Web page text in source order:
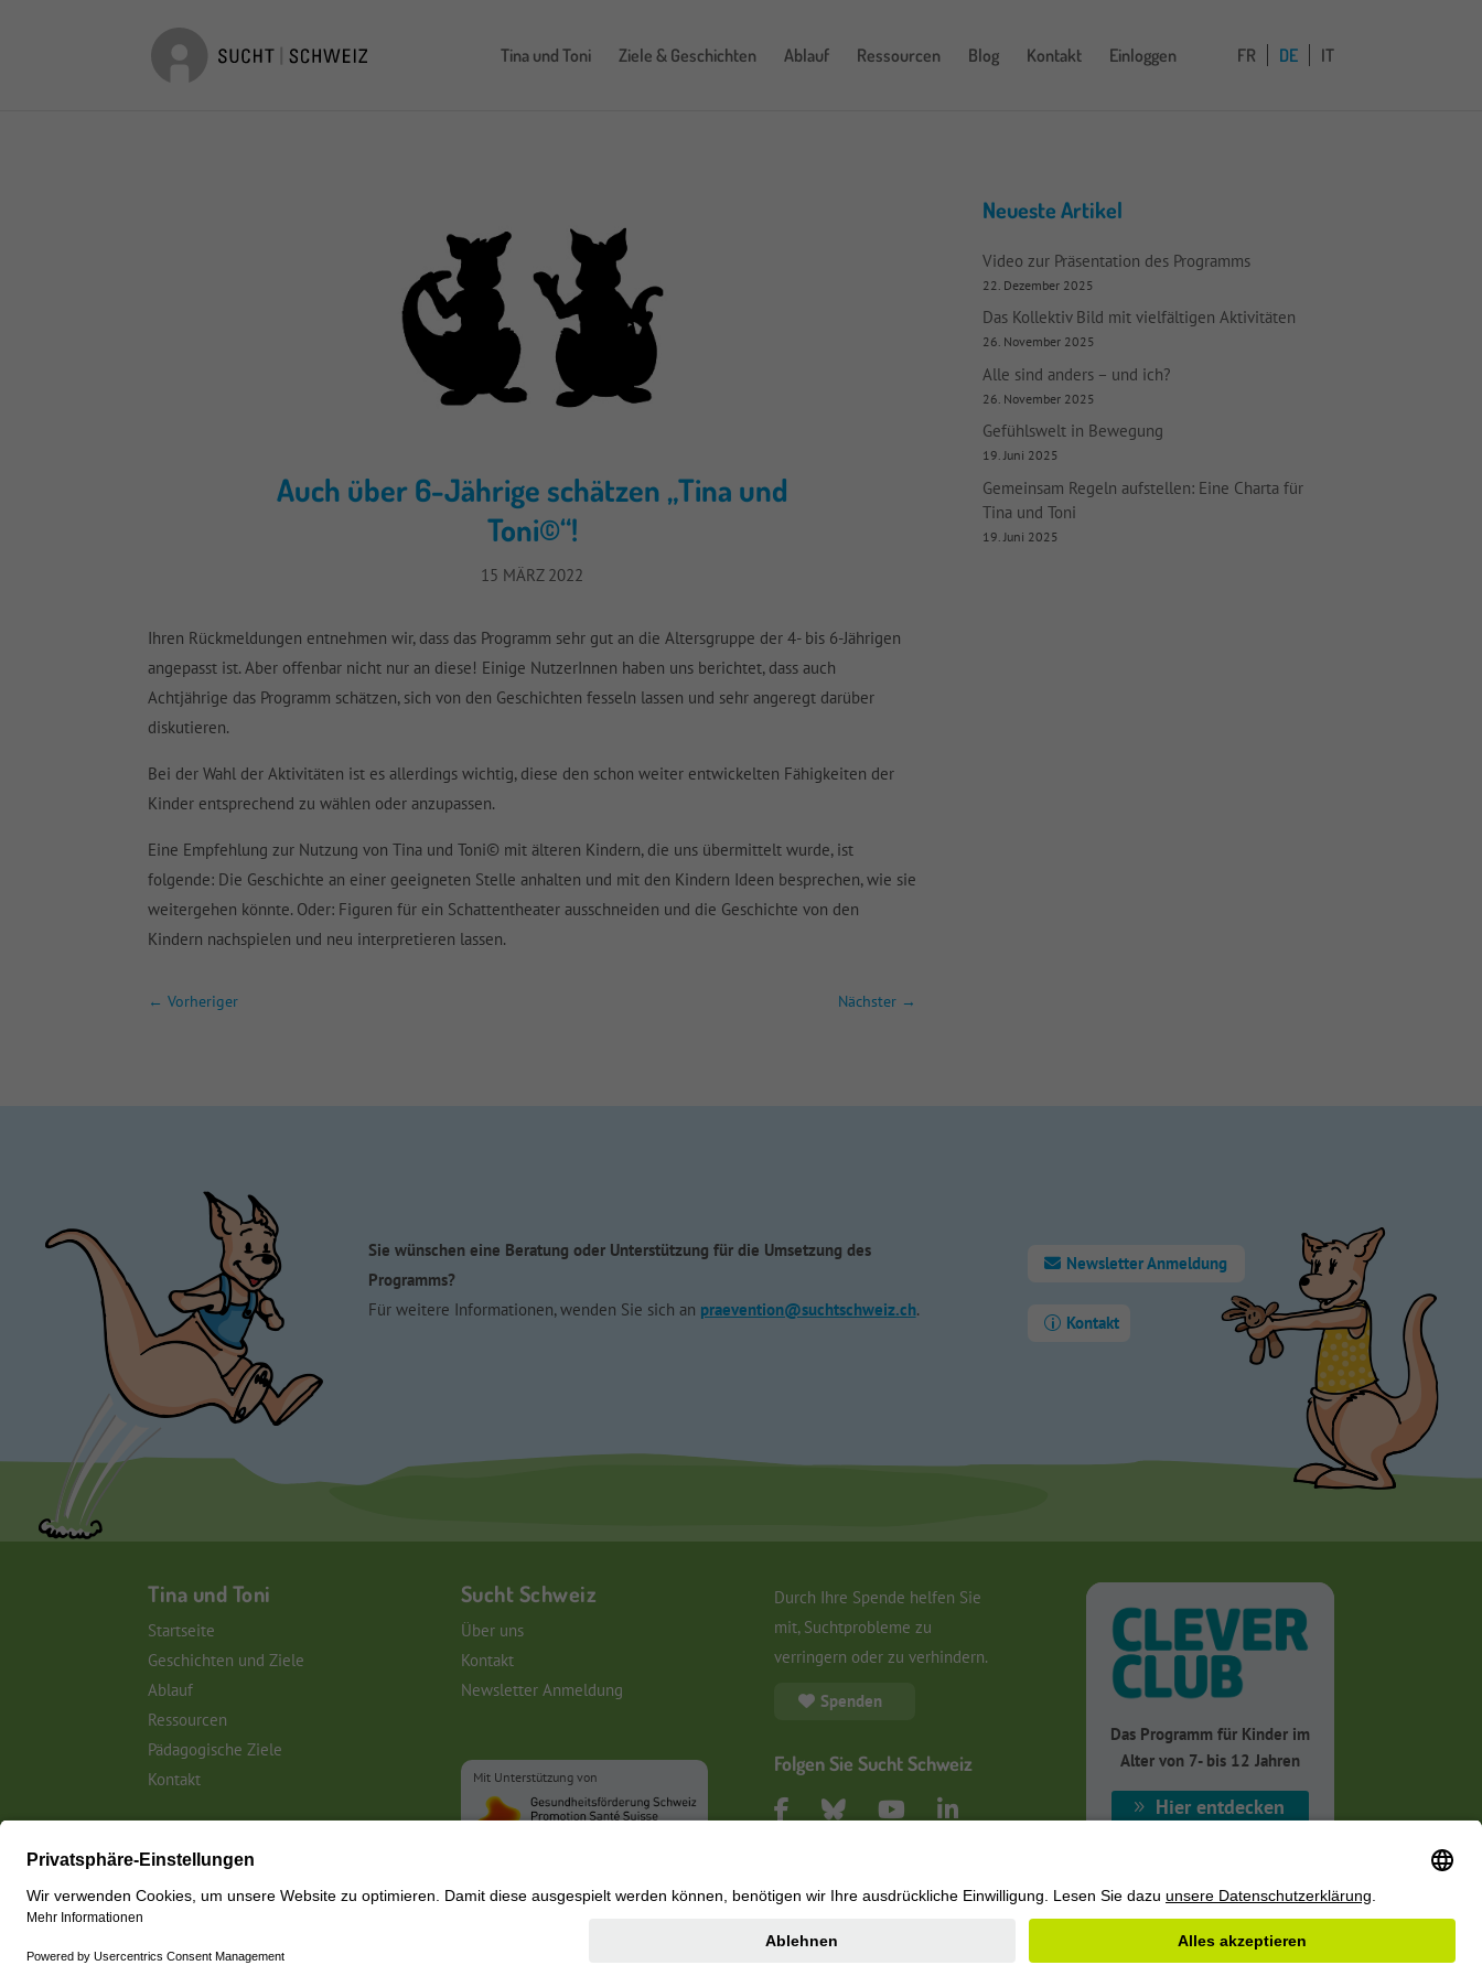
Tina und Toni Ziele & Geschichten Ablauf Ressourcen Blog Kontakt Einloggen FR DE IT
Auch über 6-Jährige schätzen „Tina und
Toni©“!
15 MÄRZ 2022
Ihren Rückmeldungen entnehmen wir, dass das Programm sehr gut an die Altersgruppe der 4- bis 6-Jährigen
angepasst ist. Aber offenbar nicht nur an diese! Einige NutzerInnen haben uns berichtet, dass auch
Achtjährige das Programm schätzen, sich von den Geschichten fesseln lassen und sehr angeregt darüber
diskutieren.
Bei der Wahl der Aktivitäten ist es allerdings wichtig, diese den schon weiter entwickelten Fähigkeiten der
Kinder entsprechend zu wählen oder anzupassen.
Eine Empfehlung zur Nutzung von Tina und Toni© mit älteren Kindern, die uns übermittelt wurde, ist
folgende: Die Geschichte an einer geeigneten Stelle anhalten und mit den Kindern Ideen besprechen, wie sie
weitergehen könnte. Oder: Figuren für ein Schattentheater ausschneiden und die Geschichte von den
Kindern nachspielen und neu interpretieren lassen.
←Vorheriger Nächster →
Neueste Artikel
Video zur Präsentation des Programms
22. Dezember 2025
Das Kollektiv Bild mit vielfältigen Aktivitäten
26. November 2025
Alle sind anders – und ich?
26. November 2025
Gefühlswelt in Bewegung
19. Juni 2025
Gemeinsam Regeln aufstellen: Eine Charta für
Tina und Toni
19. Juni 2025
Sie wünschen eine Beratung oder Unterstützung für die Umsetzung des
Programms?
Für weitere Informationen, wenden Sie sich an praevention@suchtschweiz.ch.
Newsletter Anmeldung
Kontakt
Tina und Toni
Startseite
Geschichten und Ziele
Ablauf
Ressourcen
Pädagogische Ziele
Kontakt
Sucht Schweiz
Über uns
Kontakt
Newsletter Anmeldung
Mit Unterstützung von
Durch Ihre Spende helfen Sie
mit, Suchtprobleme zu
verringern oder zu verhindern.
Spenden
Folgen Sie Sucht Schweiz
Das Programm für Kinder im
Alter von 7- bis 12 Jahren
Hier entdecken
Impressum|Rechtliche Hinweise Copyright © 2025 Sucht Schweiz